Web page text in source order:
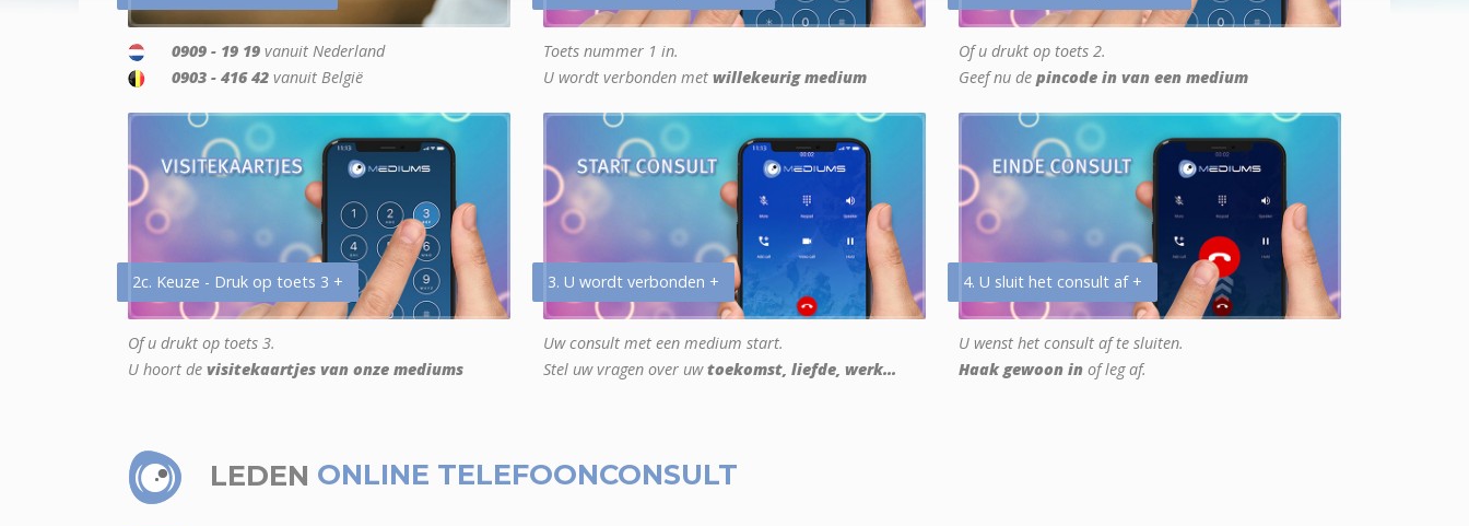
0909 - 19 19 vanuit Nederland
0903 - 416 42 vanuit België
Toets nummer 1 in.
U wordt verbonden met willekeurig medium
Of u drukt op toets 2.
Geef nu de pincode in van een medium
2c. Keuze - Druk op toets 3 +
Of u drukt op toets 3.
U hoort de visitekaartjes van onze mediums
3. U wordt verbonden +
Uw consult met een medium start.
Stel uw vragen over uwtoekomst, liefde, werk...
4. U sluit het consult af +
U wenst het consult af te sluiten.
Haak gewoon in of leg af.
LEDEN ONLINE TELEFOONCONSULT